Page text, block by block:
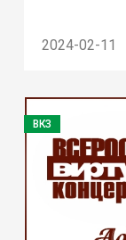
2024-02-11
ВКЗ